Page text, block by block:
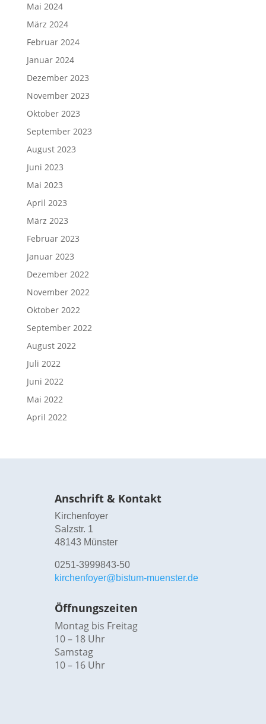
Mai 2024
März 2024
Februar 2024
Januar 2024
Dezember 2023
November 2023
Oktober 2023
September 2023
August 2023
Juni 2023
Mai 2023
April 2023
März 2023
Februar 2023
Januar 2023
Dezember 2022
November 2022
Oktober 2022
September 2022
August 2022
Juli 2022
Juni 2022
Mai 2022
April 2022
Anschrift & Kontakt
Kirchenfoyer
Salzstr. 1
48143 Münster
0251-3999843-50
kirchenfoyer@bistum-muenster.de
Öffnungszeiten
Montag bis Freitag
10 – 18 Uhr
Samstag
10 – 16 Uhr